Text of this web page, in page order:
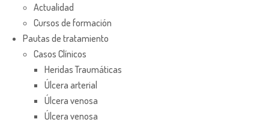
Actualidad
Cursos de formación
Pautas de tratamiento
Casos Clínicos
Heridas Traumáticas
Úlcera arterial
Úlcera venosa
Úlcera venosa